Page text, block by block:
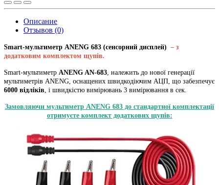
Описание
Отзывов (0)
Smart-мультиметр ANENG 683 (сенсорний дисплей) – з
додатковим комплектом щупів.
Smart-мультиметр ANENG AN-683 , належить до нової генерації
мультиметрів ANENG, оснащених швидкодіючим АЦП, що забезпечує
6000 відліків , і швидкістю вимірювань 3 вимірювання в сек.
Замовляючи мультиметр ANENG 683 до стандартної комплектації
отримуєте комплект додаткових щупів: